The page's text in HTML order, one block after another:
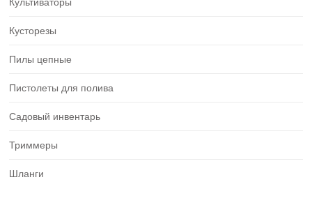
Культиваторы
Кусторезы
Пилы цепные
Пистолеты для полива
Садовый инвентарь
Триммеры
Шланги